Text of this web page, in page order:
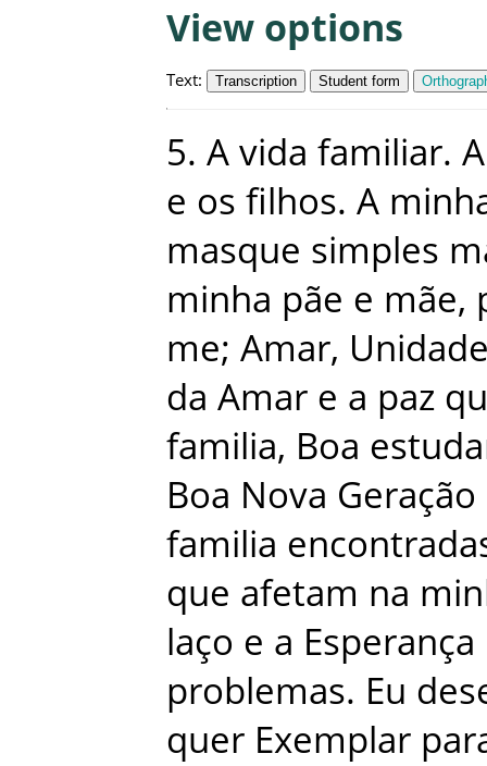
View options
Text: Transcription Student form
5. A vida familiar. A
e os filhos. A
masque simples
minha pãe e mãe,
me; Amar,
da Amar e a paz
familia, Boa
Boa Nova Geração
familia
que afetam na
laço e a Esperança
problemas. Eu
quer Exemplar